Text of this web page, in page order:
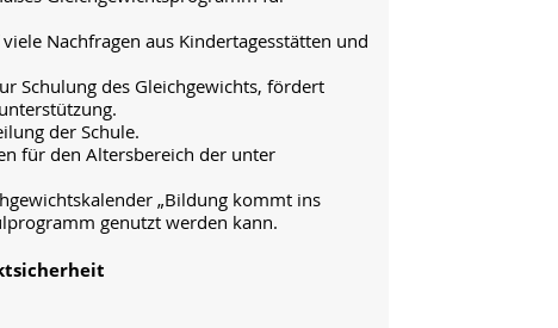
Nachfragen aus Kindertagesstätten und
Schulung des Gleichgewichts, fördert
der Schule.
für den Altersbereich der unter
„Bildung kommt ins
genutzt werden kann.